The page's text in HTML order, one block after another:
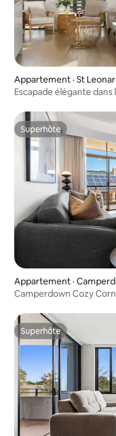
Appartement · St
Escapade élégante
Superhôte
Superhôte
Appartement ·
Camperdown Cozy
Superhôte
Superhôte